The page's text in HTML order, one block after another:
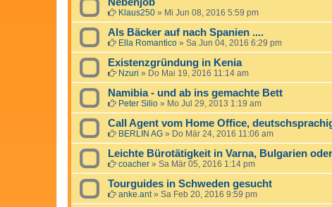
Klaus250 » Mi Jun 08, 2016 5:59 pm
Als Bäcker auf nach Spanien ....
Ella Romantico » Sa Jun 04, 2016 6:29 pm
Existenzgründung in Kenia
Nzuri » Do Mai 19, 2016 11:14 am
Namibia - und ab ins gemachte Bett
Peter Silio » Mo Jul 29, 2013 1:19 am
Call Agent vom Home Office,
BERLIN AG » Do Mär 24, 2016 11:06 am
Leichte Bürotätigkeit in Varna, Bulgarien
coacher » Sa Mär 05, 2016 1:14 pm
Tourguides in Schweden gesucht
anke.ant» Sa Feb 20, 2016 9:59 pm